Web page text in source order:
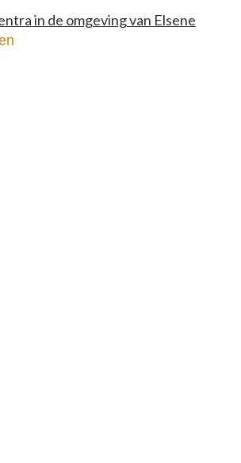
in de omgeving van Elsene